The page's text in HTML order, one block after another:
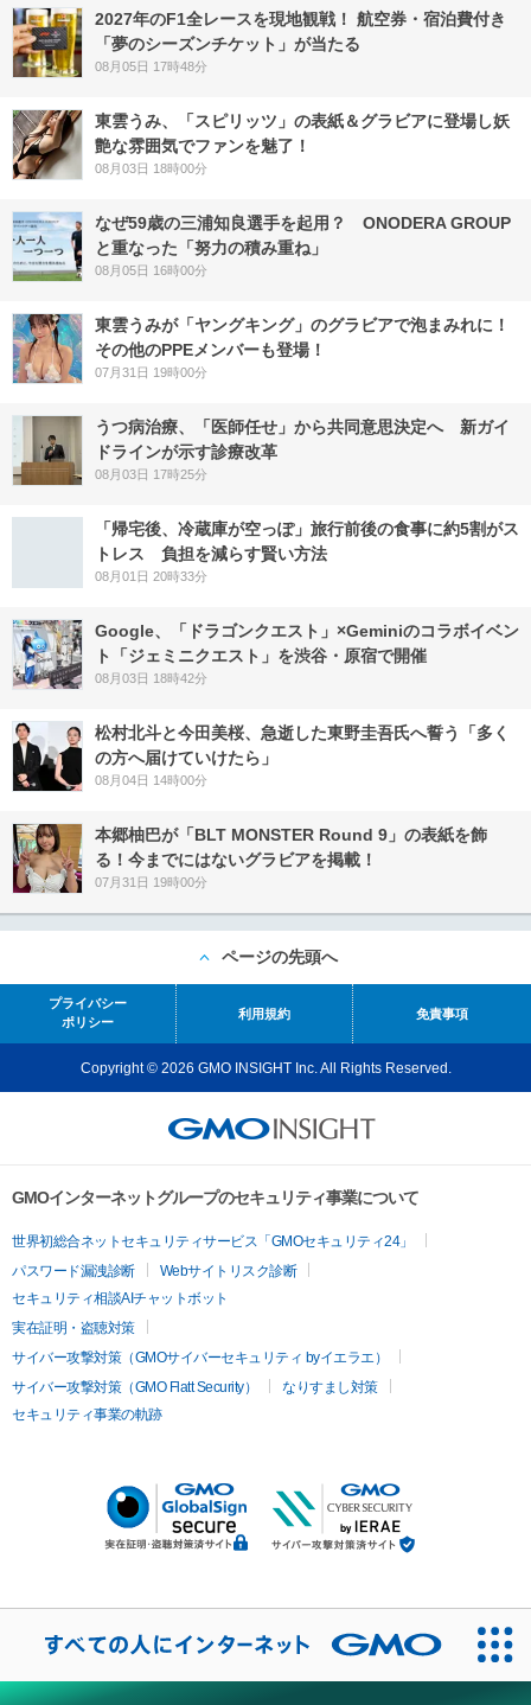
2027年のF1全レースを現地観戦！ 航空券・宿泊費付き
「夢のシーズンチケット」が当たる
08月05日 17時48分
東雲うみ、「スピリッツ」の表紙＆グラビアに登場し妖
艶な雰囲気でファンを魅了！
08月03日 18時00分
なぜ59歳の三浦知良選手を起用？ ONODERA GROUP
と重なった「努力の積み重ね」
08月05日 16時00分
東雲うみが「ヤングキング」のグラビアで泡まみれに！
その他のPPEメンバーも登場！
07月31日 19時00分
うつ病治療、「医師任せ」から共同意思決定へ 新ガイ
ドラインが示す診療改革
08月03日 17時25分
「帰宅後、冷蔵庫が空っぽ」旅行前後の食事に約5割がス
トレス 負担を減らす賢い方法
08月01日 20時33分
Google、「ドラゴンクエスト」×Geminiのコラボイベン
ト「ジェミニクエスト」を渋谷・原宿で開催
08月03日 18時42分
松村北斗と今田美桜、急逝した東野圭吾氏へ誓う「多く
の方へ届けていけたら」
08月04日 14時00分
本郷柚巴が「BLT MONSTER Round 9」の表紙を飾
る！今までにはないグラビアを掲載！
07月31日 19時00分
ページの先頭へ
プライバシー
ポリシー
利用規約 免責事項
Copyright © 2026 GMO INSIGHT Inc. All Rights Reserved.
GMOインターネットグループのセキュリティ事業について
世界初総合ネットセキュリティサービス「GMOセキュリティ24」
パスワード漏洩診断
Webサイトリスク診断
セキュリティ相談AIチャットボット
実在証明・盗聴対策
サイバー攻撃対策（GMOサイバーセキュリティ byイエラエ）
サイバー攻撃対策（GMO Flatt Security）
なりすまし対策
セキュリティ事業の軌跡